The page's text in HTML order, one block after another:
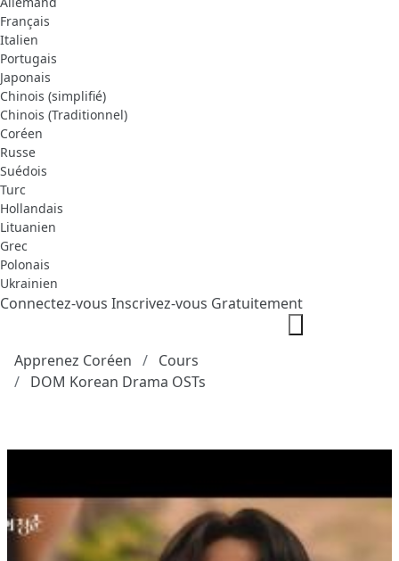
Français
Italien
Portugais
Japonais
Chinois (simplifié)
Chinois (Traditionnel)
Coréen
Russe
Suédois
Turc
Hollandais
Lituanien
Grec
Polonais
Ukrainien
Connectez-vous Inscrivez-vous Gratuitement
Apprenez Coréen
Cours
DOM Korean Drama OSTs